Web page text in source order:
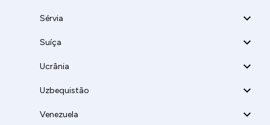
Sérvia
Suíça
Ucrânia
Uzbequistão
Venezuela